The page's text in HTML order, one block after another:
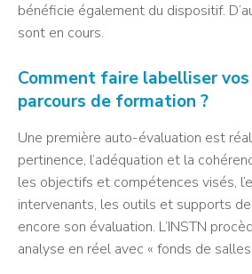
bénéficie également du dispositif.
sont en cours.
Comment faire labelliser
parcours de formation ?
Une première auto-évaluation est
pertinence, l’adéquation et la
les objectifs et compétences visés,
intervenants, les outils et supports
encore son évaluation. L’INSTN
analyse en réel avec « fonds de salles